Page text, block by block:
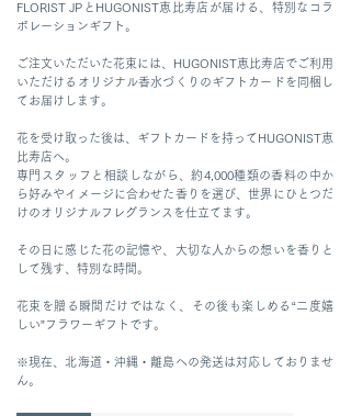
FLORIST JPとHUGONIST恵比寿店が届ける、特別なコラ
ボレーションギフト。
ご注文いただいた花束には、HUGONIST恵比寿店でご利用
いただけるオリジナル香水づくりのギフトカードを同梱し
てお届けします。
花を受け取った後は、ギフトカードを持ってHUGONIST恵
比寿店へ。
専門スタッフと相談しながら、約4,000種類の香料の中か
ら好みやイメージに合わせた香りを選び、世界にひとつだ
けのオリジナルフレグランスを仕立てます。
その日に感じた花の記憶や、大切な人からの想いを香りと
して残す、特別な時間。
花束を贈る瞬間だけではなく、その後も楽しめる“二度嬉
しい”フラワーギフトです。
※現在、北海道・沖縄・離島への発送は対応しておりませ
ん。